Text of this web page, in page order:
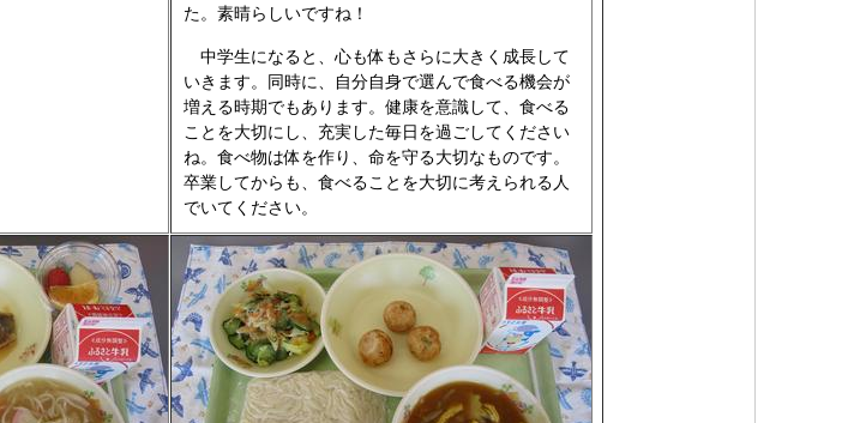
た。素晴らしいですね！
中学生になると、心も体もさらに大きく成長して
いきます。同時に、自分自身で選んで食べる機会が
増える時期でもあります。健康を意識して、食べる
ことを大切にし、充実した毎日を過ごしてください
ね。食べ物は体を作り、命を守る大切なものです。
卒業してからも、食べることを大切に考えられる人
でいてください。